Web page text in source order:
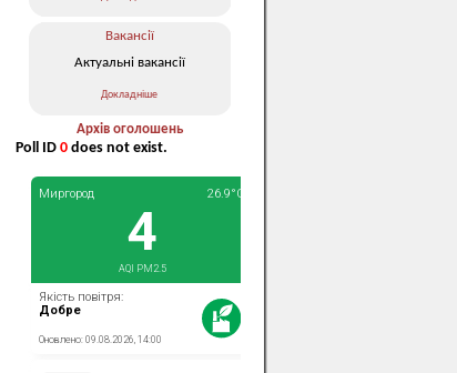
Вакансії
Актуальні вакансії
Докладніше
Архів оголошень
Poll ID 0 does not exist.